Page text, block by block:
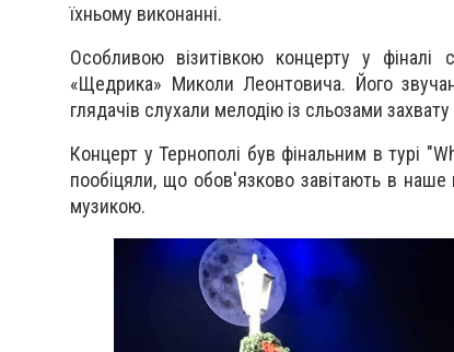
їхньому виконанні.
Особливою візитівкою концерту у фіналі
«Щедрика» Миколи Леонтовича. Його
глядачів слухали мелодію із сльозами захвату
Концерт у Тернополі був фінальним в турі
пообіцяли, що обов'язково завітають в
музикою.